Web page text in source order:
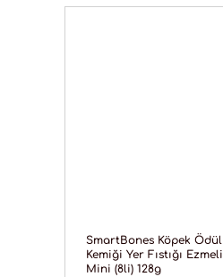
SmartBones Köpek Ödül
Kemiği Yer Fıstığı Ezmeli
Mini (8li) 128g